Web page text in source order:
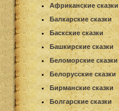
Африканские сказки
Балкарские сказки
Баскские сказки
Башкирские сказки
Беломорские сказки
Белорусские сказки
Бирманские сказки
Болгарские сказки